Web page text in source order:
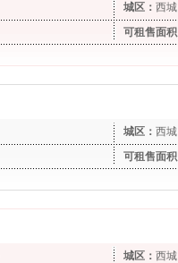
城区： 西
可租售面积
城区： 西
可租售面积
城区： 西